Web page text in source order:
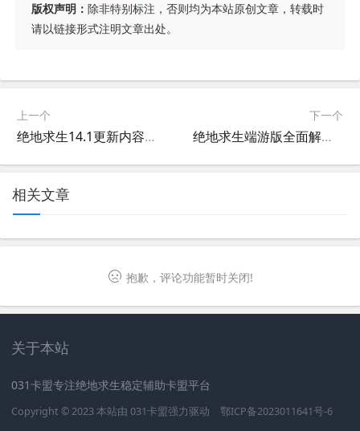
版权声明： 除非特别标注，否则均为本站原创文章，转载时
请以链接形式注明文章出处。
上一个
绝地求生14.1更新内容全解析-绝地求生14.1版本更新详情与玩法变化
下一个
绝地求生端游版全面解析-绝地求生端游版玩法与下载指南
相关文章
抱歉，评论功能暂时关闭!
关于本站
031卡盟专注绝地求生稳定辅助卡盟平台
Copyright © 2023 本站由 031卡盟强力驱动 鄂ICP备2023011641号-6